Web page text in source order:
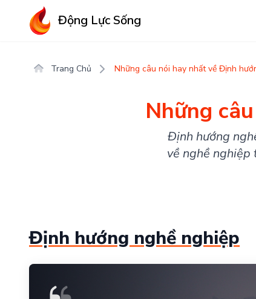
Động Lực Sống
Trang Chủ Những câu nói hay nhất về Định
Những
Định hướng
về nghề nghiệp
Định hướng nghề nghiệp